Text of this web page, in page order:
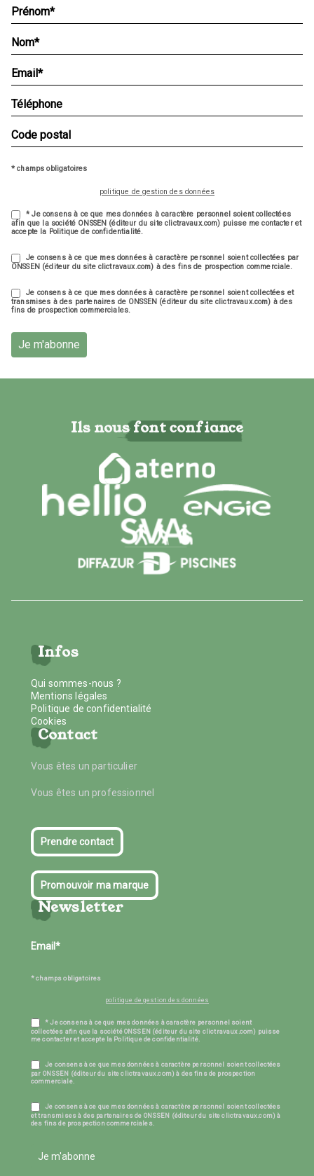
* champs obligatoires
politique de gestion des données
* Je consens à ce que mes données à caractère personnel soient collectées
afin que la société ONSSEN (éditeur du site clictravaux.com) puisse me contacter et
accepte la Politique de confidentialité.
Je consens à ce que mes données à caractère personnel soient collectées par
ONSSEN (éditeur du site clictravaux.com) à des fins de prospection commerciale.
Je consens à ce que mes données à caractère personnel soient collectées et
transmises à des partenaires de ONSSEN (éditeur du site clictravaux.com) à des
fins de prospection commerciales.
Je m'abonne
Ils nous font confiance
Infos
Qui sommes-nous ?
Mentions légales
Politique de confidentialité
Cookies
Contact
Vous êtes un particulier
Vous êtes un professionnel
Prendre contact
Promouvoir ma marque
Newsletter
* champs obligatoires
politique de gestion des données
* Je consens à ce que mes données à caractère personnel soient
collectées afin que la société ONSSEN (éditeur du site clictravaux.com) puisse
me contacter et accepte la Politique de confidentialité.
Je consens à ce que mes données à caractère personnel soient collectées
par ONSSEN (éditeur du site clictravaux.com) à des fins de prospection
commerciale.
Je consens à ce que mes données à caractère personnel soient collectées
et transmises à des partenaires de ONSSEN (éditeur du site clictravaux.com) à
des fins de prospection commerciales.
Je m'abonne